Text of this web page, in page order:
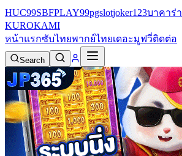
HUC99SBFPLAY99pgslotjoker123บาคาร่า
KUROKAMI
หน้าแรกซับไทยพากย์ไทยเดอะมูฟวี่ติดต่อ
Search